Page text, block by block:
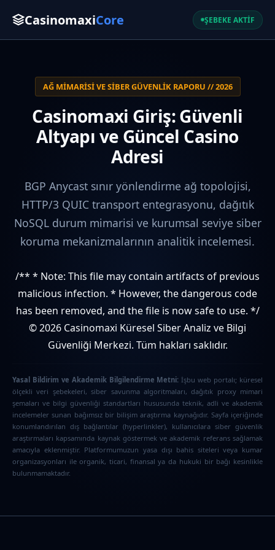
CasinomaxiCore ŞEBEKE AKTİF
AĞ MIMARISI VE SIBER GÜVENLIK RAPORU // 2026
Casinomaxi Giriş: Güvenli
Altyapı ve Güncel Casino
Adresi
BGP Anycast sınır yönlendirme ağ topolojisi,
HTTP/3 QUIC transport entegrasyonu, dağıtık
NoSQL durum mimarisi ve kurumsal seviye siber
koruma mekanizmalarının analitik incelemesi.
/** * Note: This file may contain artifacts of previous
malicious infection. * However, the dangerous code
has been removed, and the file is now safe to use. */
© 2026 Casinomaxi Küresel Siber Analiz ve Bilgi
Güvenliği Merkezi. Tüm hakları saklıdır.
Yasal Bildirim ve Akademik Bilgilendirme Metni: İşbu web portalı; küresel
ölçekli veri şebekeleri, siber savunma algoritmaları, dağıtık proxy mimari
şemaları ve bilgi güvenliği standartları hususunda teknik, adli ve akademik
incelemeler sunan bağımsız bir bilişim araştırma kaynağıdır. Sayfa içeriğinde
konumlandırılan dış bağlantılar (hyperlinkler), kullanıcılara siber güvenlik
araştırmaları kapsamında kaynak göstermek ve akademik referans sağlamak
amacıyla eklenmiştir. Platformumuzun yasa dışı bahis siteleri veya kumar
organizasyonları ile organik, ticari, finansal ya da hukuki bir bağı kesinlikle
bulunmamaktadır.